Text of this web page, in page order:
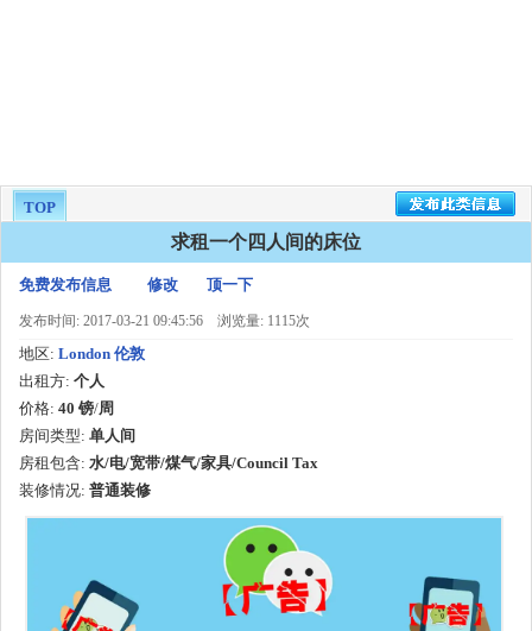
TOP
求租一个四人间的床位
免费发布信息 修改 顶一下
发布时间: 2017-03-21 09:45:56 浏览量: 1115次
地区: London 伦敦
出租方: 个人
价格: 40 镑/周
房间类型: 单人间
房租包含: 水/电/宽带/煤气/家具/Council Tax
装修情况: 普通装修